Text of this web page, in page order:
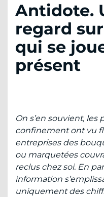
Antidote.
regard
qui se
présent
On s’en souvient, les
confinement ont vu
entreprises des
ou marquetées
reclus chez soi. En
information
uniquement des